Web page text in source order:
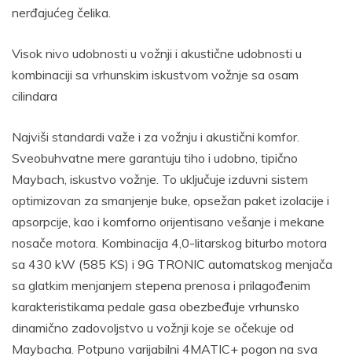
nerđajućeg čelika.
Visok nivo udobnosti u vožnji i akustične udobnosti u
kombinaciji sa vrhunskim iskustvom vožnje sa osam
cilindara
Najviši standardi važe i za vožnju i akustični komfor.
Sveobuhvatne mere garantuju tiho i udobno, tipično
Maybach, iskustvo vožnje. To uključuje izduvni sistem
optimizovan za smanjenje buke, opsežan paket izolacije i
apsorpcije, kao i komforno orijentisano vešanje i mekane
nosače motora. Kombinacija 4,0-litarskog biturbo motora
sa 430 kW (585 KS) i 9G TRONIC automatskog menjača
sa glatkim menjanjem stepena prenosa i prilagođenim
karakteristikama pedale gasa obezbeđuje vrhunsko
dinamično zadovoljstvo u vožnji koje se očekuje od
Maybacha. Potpuno varijabilni 4MATIC+ pogon na sva